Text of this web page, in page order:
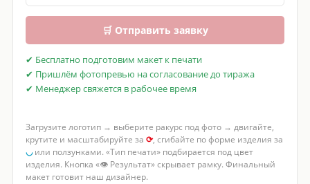
🛒 Отправить заявку
✔ Бесплатно подготовим макет к печати
✔ Пришлём фотопревью на согласование до тиража
✔ Менеджер свяжется в рабочее время
Загрузите логотип → выберите ракурс под фото → двигайте,
крутите и масштабируйте за ⟳, сгибайте по форме изделия за
◡или ползунками. «Тип печати» подбирается под цвет
изделия. Кнопка «👁 Результат» скрывает рамку. Финальный
макет готовит наш дизайнер.